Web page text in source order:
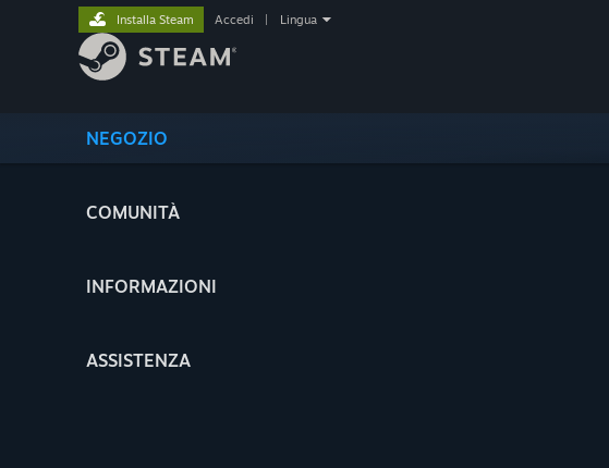
NEGOZIO
COMUNITÀ
INFORMAZIONI
ASSISTENZA
Installa Steam Accedi Lingua